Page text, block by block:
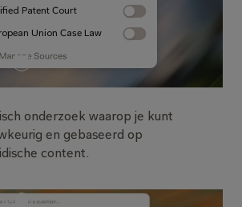
Patent Court
Union Case Law
onderzoek waarop je kunt
en gebaseerd op
content.